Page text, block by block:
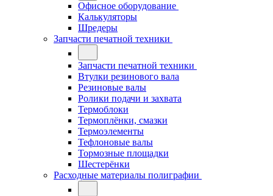
Офисное оборудование
Калькуляторы
Шредеры
Запчасти печатной техники
Запчасти печатной техники
Втулки резинового вала
Резиновые валы
Ролики подачи и захвата
Термоблоки
Термоплёнки, смазки
Термоэлементы
Тефлоновые валы
Тормозные площадки
Шестерёнки
Расходные материалы полиграфии